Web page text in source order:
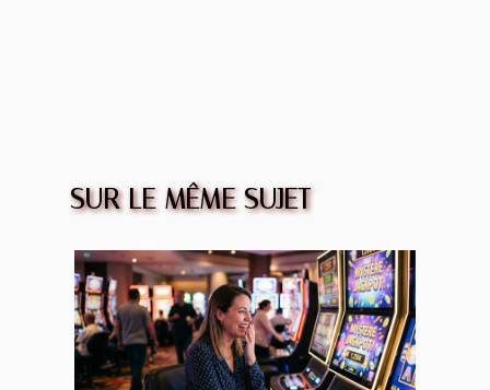
SUR LE MÊME SUJET